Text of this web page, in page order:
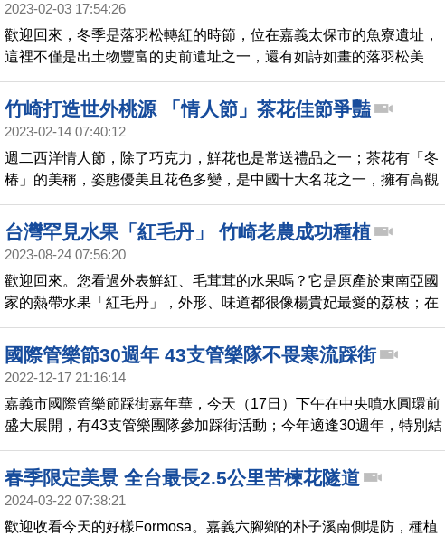
2023-02-03 17:54:26
歡迎回來，冬季是落羽松轉紅的時節，位在嘉義太保市的魚寮遺址，
這裡不僅是出土物豐富的史前遺址之一，還有如詩如畫的落羽松美
景，被譽為「嘉義版忘憂森林」，吸引許多遊客前來取景拍照。
竹崎打造世外桃源 「情人節」茶花佳節爭豔
2023-02-14 07:40:12
週二西洋情人節，除了巧克力，鮮花也是常送禮品之一；茶花有「冬
椿」的美稱，姿態優美且花色多變，是中國十大名花之一，擁有高觀
賞價值。嘉義竹崎桃源山區，有一片茶花園，茶花種類將近700種，
讓人目不暇給。一起去看看。
台灣罕見水果「紅毛丹」 竹崎老農成功種植
2023-08-24 07:56:20
歡迎回來。您看過外表鮮紅、毛茸茸的水果嗎？它是原產於東南亞國
家的熱帶水果「紅毛丹」，外形、味道都很像楊貴妃最愛的荔枝；在
嘉義竹崎鄉有位老農利用種子培育成功，目前已進入盛產期。一起去
看看。
國際管樂節30週年 43支管樂隊不畏寒流踩街
2022-12-17 21:16:14
嘉義市國際管樂節踩街嘉年華，今天（17日）下午在中央噴水圓環前
盛大展開，有43支管樂團隊參加踩街活動；今年適逢30週年，特別結
合「經典」與「跨域」演出。踩街活動雖然遇上寒流來襲，但現場仍
擠滿想一睹樂團風采的民眾。
春季限定美景 全台最長2.5公里苦楝花隧道
2024-03-22 07:38:21
歡迎收看今天的好樣Formosa。嘉義六腳鄉的朴子溪南側堤防，種植